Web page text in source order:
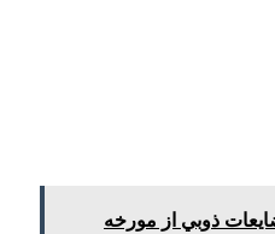
ذوبي از مورخه